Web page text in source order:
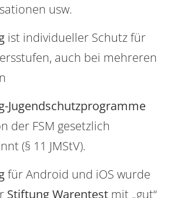
usw.
ist individueller Schutz für
auch bei mehreren
Jugendschutzprogramme
der FSM gesetzlich
(§ 11 JMStV).
für Android und iOS wurde
Stiftung Warentest mit „gut“